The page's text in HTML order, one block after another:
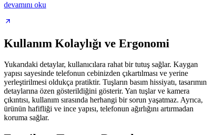
devamını oku
Kullanım Kolaylığı ve Ergonomi
Yukarıdaki detaylar, kullanıcılara rahat bir tutuş sağlar. Kaygan
yapısı sayesinde telefonun cebinizden çıkartılması ve yerine
yerleştirilmesi oldukça pratiktir. Tuşların basım hissiyatı, tasarımın
detaylarına özen gösterildiğini gösterir. Yan tuşlar ve kamera
çıkıntısı, kullanım sırasında herhangi bir sorun yaşatmaz. Ayrıca,
ürünün hafifliği ve ince yapısı, telefonun ağırlığını artırmadan
koruma sağlar.